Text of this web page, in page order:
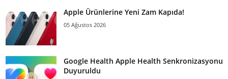
Apple Ürünlerine Yeni Zam Kapıda!
05 Ağustos 2026
Google Health Apple Health Senkronizasyonu
Duyuruldu